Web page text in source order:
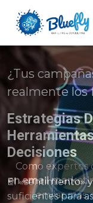
¿Siente que
Newsletter
Como expertos
en email
enviar